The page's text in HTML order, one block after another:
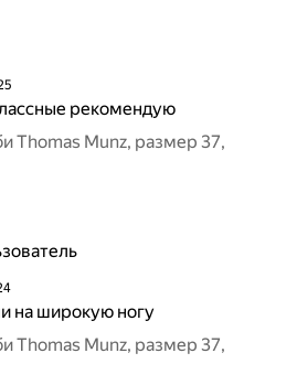
рекомендую
Thomas Munz, размер 37,
на широкую ногу
Thomas Munz, размер 37,